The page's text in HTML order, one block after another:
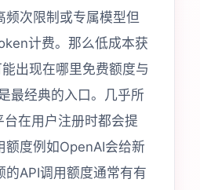
频次限制或专属模型但
计费。那么低成本获
出现在哪里免费额度与
最经典的入口。几乎所
台在用户注册时都会提
额度例如OpenAI会给新
的API调用额度通常有有